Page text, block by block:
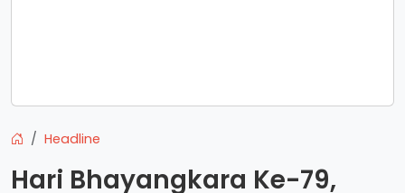
Headline
Hari Bhayangkara Ke-79,